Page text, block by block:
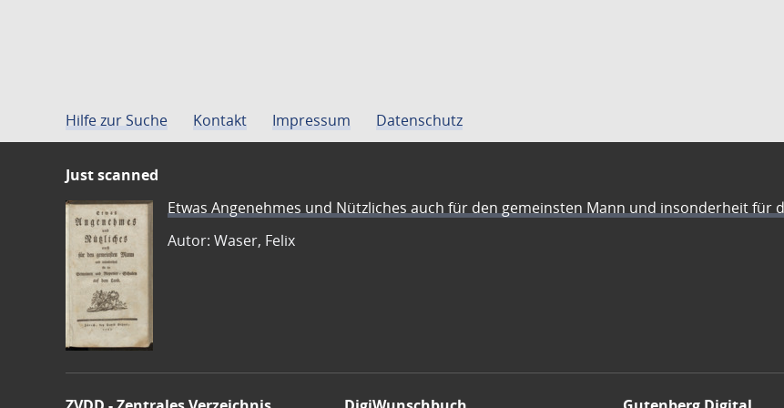
Hilfe zur Suche Kontakt Impressum Datenschutz
Just scanned
Etwas Angenehmes und Nützliches auch für den gemeinsten Mann und insonderheit für
Autor: Waser, Felix